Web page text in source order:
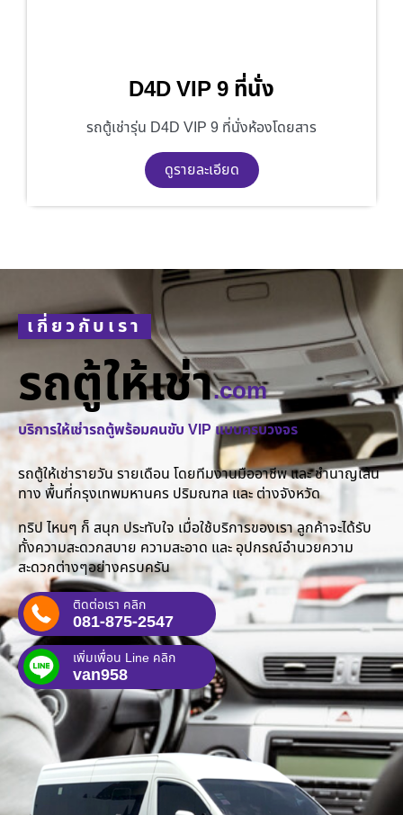
D4D VIP 9 ที่นั่ง
รถตู้เช่ารุ่น D4D VIP 9 ที่นั่งห้องโดยสาร
ดูรายละเอียด
เกี่ยวกับเรา
รถตู้ให้เช่า.com
บริการให้เช่ารถตู้พร้อมคนขับ VIP แบบครบวงจร
รถตู้ให้เช่ารายวัน รายเดือน โดยทีมงานมืออาชีพ และ ชำนาญเส้น
ทาง พื้นที่กรุงเทพมหานคร ปริมณฑล และ ต่างจังหวัด
ทริป ไหนๆ ก็ สนุก ประทับใจ เมื่อใช้บริการของเรา ลูกค้าจะได้รับ
ทั้งความสะดวกสบาย ความสะอาด และ อุปกรณ์อำนวยความ
สะดวกต่างๆอย่างครบครัน
ติดต่อเรา คลิก
081-875-2547
เพิ่มเพื่อน Line คลิก
van958